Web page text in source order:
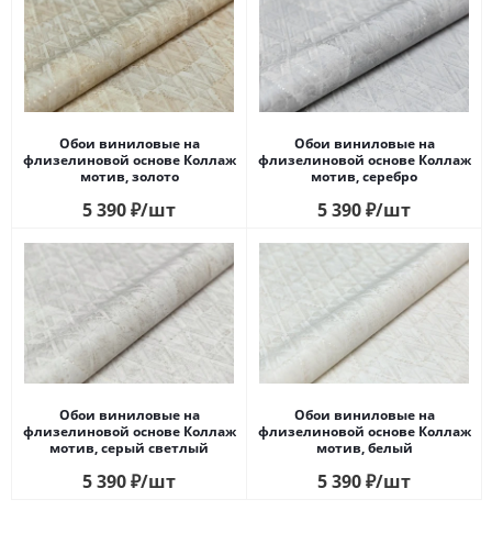
Обои виниловые на
флизелиновой основе Коллаж
мотив, золото
5 390₽/шт
Обои виниловые на
флизелиновой основе Коллаж
мотив, cеребро
5 390₽/шт
Обои виниловые на
флизелиновой основе Коллаж
мотив, cерый светлый
5 390₽/шт
Обои виниловые на
флизелиновой основе Коллаж
мотив, белый
5 390₽/шт